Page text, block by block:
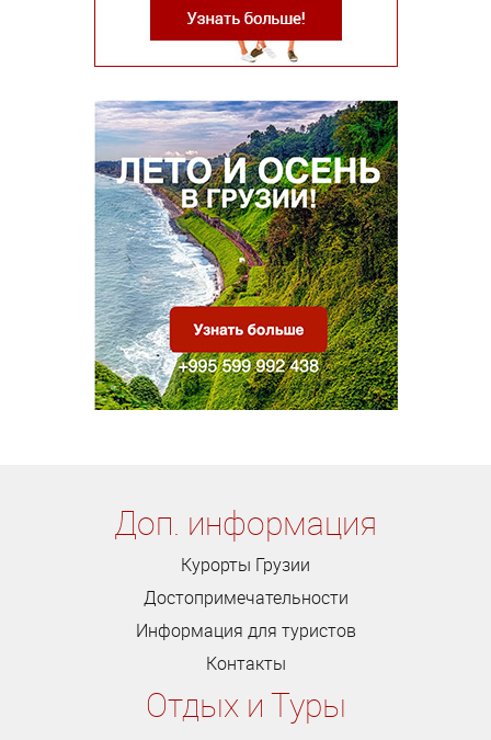
Доп. информация
Курорты Грузии
Достопримечательности
Информация для туристов
Контакты
Отдых и Туры